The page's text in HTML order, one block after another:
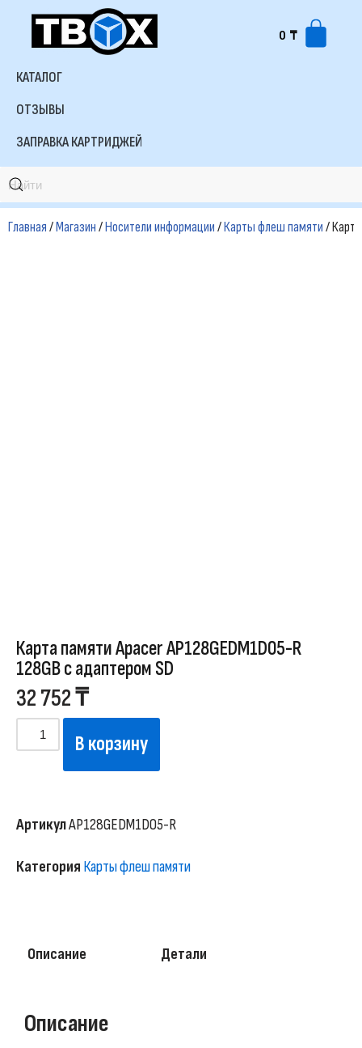
Перейти
содержимому
0 ₸
КАТАЛОГ
ОТЗЫВЫ
ЗАПРАВКА КАРТРИДЖЕЙ
Главная/Магазин/Носители информации/Карты флеш памяти/
Карта памяти Apacer AP128GEDM1D05-R
128GB с адаптером SD
32 752₸
В корзину
АртикулAP128GEDM1D05-R
Категория Карты флеш памяти
Описание Детали
Описание